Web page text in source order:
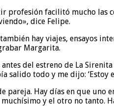
profesión facilitó mucho las
dice Felipe.
hay viajes, ensayos
Margarita.
antes del estreno de La
salido todo y me dijo:
pareja. Hay días en que uno
y el otro no tanto.